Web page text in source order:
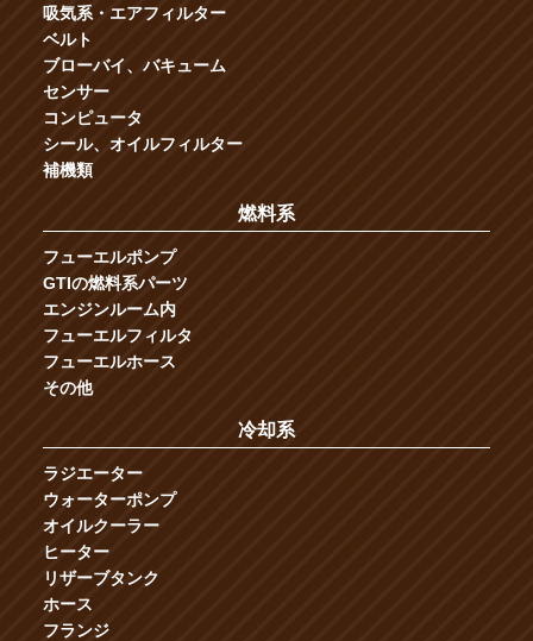
吸気系・エアフィルター
ベルト
ブローバイ、バキューム
センサー
コンピュータ
シール、オイルフィルター
補機類
燃料系
フューエルポンプ
GTIの燃料系パーツ
エンジンルーム内
フューエルフィルタ
フューエルホース
その他
冷却系
ラジエーター
ウォーターポンプ
オイルクーラー
ヒーター
リザーブタンク
ホース
フランジ